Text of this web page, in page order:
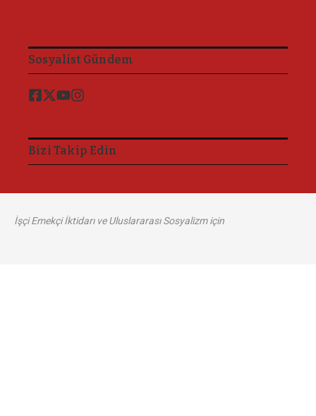
Sosyalist Gündem
Bizi Takip Edin
İşçi Emekçi İktidarı ve Uluslararası Sosyalizm için